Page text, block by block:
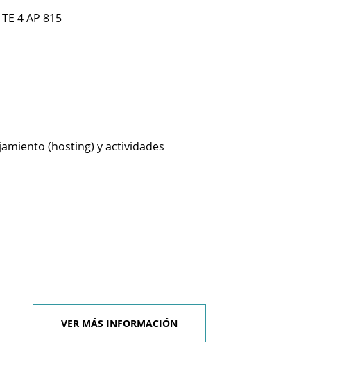
4 AP 815
(hosting) y actividades
VER MÁS INFORMACIÓN